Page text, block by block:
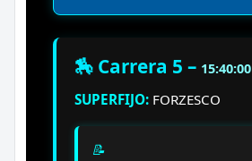
🏇 Carrera 5 – 15:40:00
SUPERFIJO: FORZESCO
📝